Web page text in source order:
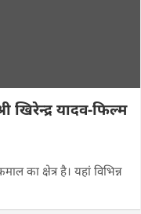
खिरेन्द्र यादव-फिल्म
का क्षेत्र है। यहां विभिन्न